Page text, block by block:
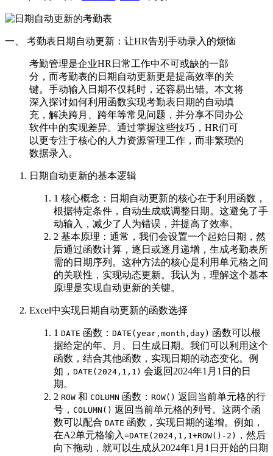
一、 考勤表日期自动更新：让HR告别手动录入的烦恼
考勤管理是企业HR日常工作中不可或缺的一部
分，而考勤表的日期自动更新更是提高效率的关
键。手动输入日期不仅耗时，还容易出错。本文将
深入探讨如何利用函数实现考勤表日期的自动填
充，解决跨月、跨年等常见问题，并分享不同办公
软件中的实现差异。通过掌握这些技巧，HR们可
以更专注于核心的人力资源管理工作，而非繁琐的
数据录入。
日期自动更新的基本逻辑
1 核心概念：日期自动更新的核心在于利用函数，
根据特定条件，自动生成或调整日期。这避免了手
动输入，减少了人为错误，并提高了效率。
2 基本原理：通常，我们会设置一个起始日期，然
后通过函数计算，逐日或逐月递增，生成考勤表所
需的日期序列。这种方法的核心是利用单元格之间
的关联性，实现动态更新。我认为，理解这个基本
原理是实现自动更新的关键。
Excel中实现日期自动更新的函数选择
1 DATE 函数： DATE(year,month,day) 函数可以根
据给定的年、月、日生成日期。我们可以利用这个
函数，结合其他函数，实现日期的动态变化。例
如， DATE(2024,1,1) 会返回2024年1月1日的日
期。
2 ROW 和 COLUMN 函数： ROW() 返回当前单元格的行
号， COLUMN() 返回当前单元格的列号。这两个函
数可以配合 DATE 函数，实现日期的递增。例如，
在A2单元格输入 =DATE(2024,1,1+ROW()-2)
，然后
向下拖动，就可以生成从2024年1月1日开始的日期